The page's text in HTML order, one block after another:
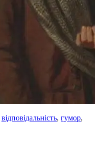
відповідальність, гумор,